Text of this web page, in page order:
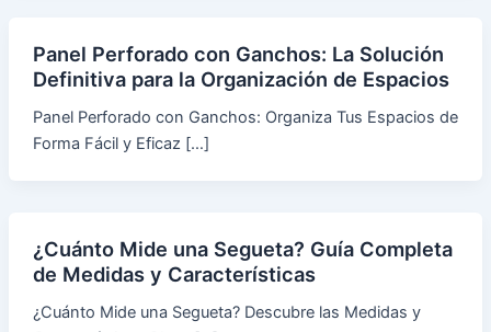
Panel Perforado con Ganchos: La Solución
Definitiva para la Organización de Espacios
Panel Perforado con Ganchos: Organiza Tus Espacios de
Forma Fácil y Eficaz […]
¿Cuánto Mide una Segueta? Guía Completa
de Medidas y Características
¿Cuánto Mide una Segueta? Descubre las Medidas y